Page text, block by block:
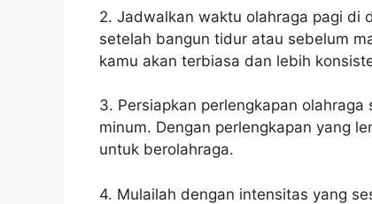
2. Jadwalkan waktu olahraga pagi di
setelah bangun tidur atau sebelum
kamu akan terbiasa dan lebih
3. Persiapkan perlengkapan
minum. Dengan perlengkapan yang
untuk berolahraga.
4. Mulailah dengan intensitas yang